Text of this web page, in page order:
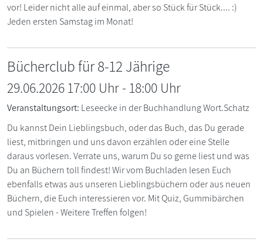
vor! Leider nicht alle auf einmal, aber so Stück für Stück.... :)
Jeden ersten Samstag im Monat!
Bücherclub für 8-12 Jährige
29.06.2026 17:00 Uhr-18:00 Uhr
Veranstaltungsort: Leseecke in der Buchhandlung Wort.Schatz
Du kannst Dein Lieblingsbuch, oder das Buch, das Du gerade
liest, mitbringen und uns davon erzählen oder eine Stelle
daraus vorlesen. Verrate uns, warum Du so gerne liest und was
Du an Büchern toll findest! Wir vom Buchladen lesen Euch
ebenfalls etwas aus unseren Lieblingsbüchern oder aus neuen
Büchern, die Euch interessieren vor. Mit Quiz, Gummibärchen
und Spielen - Weitere Treffen folgen!